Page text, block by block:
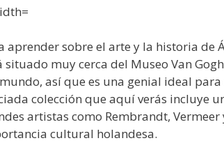
aprender sobre el arte y la historia de
situado muy cerca del Museo Van
así que es una genial ideal
colección que aquí verás incluye
artistas como Rembrandt,
cultural holandesa.